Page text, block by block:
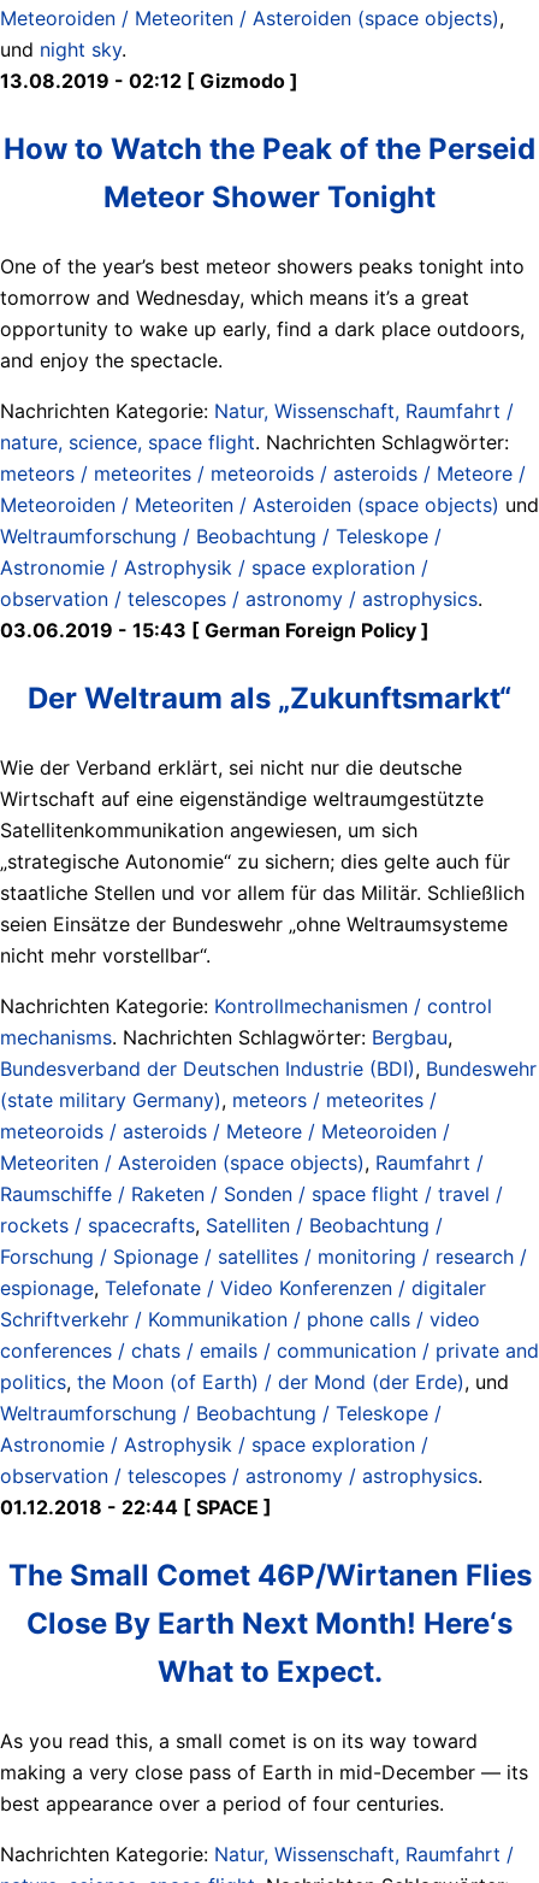
Meteoroiden / Meteoriten / Asteroiden (space objects),
und night sky.
13.08.2019 - 02:12 [ Gizmodo ]
How to Watch the Peak of the Perseid
Meteor Shower Tonight
One of the year’s best meteor showers peaks tonight into
tomorrow and Wednesday, which means it’s a great
opportunity to wake up early, find a dark place outdoors,
and enjoy the spectacle.
Nachrichten Kategorie: Natur, Wissenschaft, Raumfahrt /
nature, science, space flight. Nachrichten Schlagwörter:
meteors / meteorites / meteoroids / asteroids / Meteore /
Meteoroiden / Meteoriten / Asteroiden (space objects) und
Weltraumforschung / Beobachtung / Teleskope /
Astronomie / Astrophysik / space exploration /
observation / telescopes / astronomy / astrophysics.
03.06.2019 - 15:43 [ German Foreign Policy ]
Der Weltraum als „Zukunftsmarkt“
Wie der Verband erklärt, sei nicht nur die deutsche
Wirtschaft auf eine eigenständige weltraumgestützte
Satellitenkommunikation angewiesen, um sich
„strategische Autonomie“ zu sichern; dies gelte auch für
staatliche Stellen und vor allem für das Militär. Schließlich
seien Einsätze der Bundeswehr „ohne Weltraumsysteme
nicht mehr vorstellbar“.
Nachrichten Kategorie: Kontrollmechanismen / control
mechanisms. Nachrichten Schlagwörter: Bergbau,
Bundesverband der Deutschen Industrie (BDI), Bundeswehr
(state military Germany), meteors / meteorites /
meteoroids / asteroids / Meteore / Meteoroiden /
Meteoriten / Asteroiden (space objects), Raumfahrt /
Raumschiffe / Raketen / Sonden / space flight / travel /
rockets / spacecrafts, Satelliten / Beobachtung /
Forschung / Spionage / satellites / monitoring / research /
espionage, Telefonate / Video Konferenzen / digitaler
Schriftverkehr / Kommunikation / phone calls / video
conferences / chats / emails / communication / private and
politics, the Moon (of Earth) / der Mond (der Erde), und
Weltraumforschung / Beobachtung / Teleskope /
Astronomie / Astrophysik / space exploration /
observation / telescopes / astronomy / astrophysics.
01.12.2018 - 22:44 [ SPACE ]
The Small Comet 46P/Wirtanen Flies
Close By Earth Next Month! Here‘s
What to Expect.
As you read this, a small comet is on its way toward
making a very close pass of Earth in mid-December — its
best appearance over a period of four centuries.
Nachrichten Kategorie: Natur, Wissenschaft, Raumfahrt /